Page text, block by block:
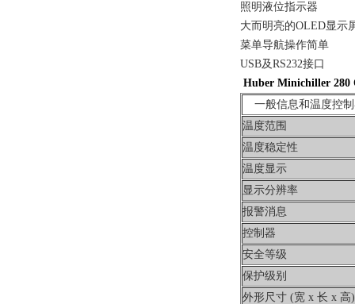
照明液位指示器
大而明亮的OLED显
菜单导航操作简单
USB及RS232接口
Huber Minichiller 280
一般信息和温度控
温度范围
温度稳定性
温度显示
显示分辨率
报警消息
控制器
安全等级
保护级别
外形尺寸 (宽 x 长 x 高)